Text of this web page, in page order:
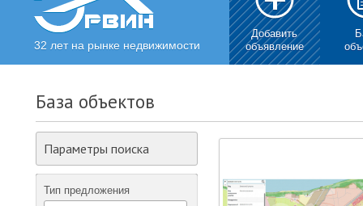
32 лет на рынке недвижимости
Добавить
объявление
База объектов
Параметры поиска
Тип предложения